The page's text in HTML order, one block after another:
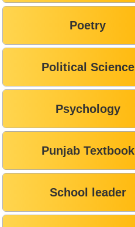
Poetry
Political Science
Psychology
Punjab Textbook
School leader